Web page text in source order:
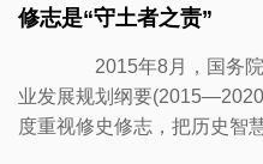
修志是“守土者之责”
2015年8月，国务院办
业发展规划纲要
度重视修史修志，把历史智